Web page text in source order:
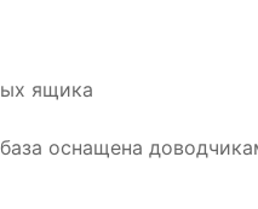
ящика
оснащена